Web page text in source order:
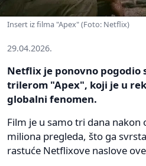
Insert iz filma "Apex" (Foto: Netflix)
29.04.2026.
Netflix je ponovno pogodio
trilerom "Apex", koji je u
globalni fenomen.
Film je u samo tri dana
miliona pregleda, što ga
rastuće Netflixove naslove